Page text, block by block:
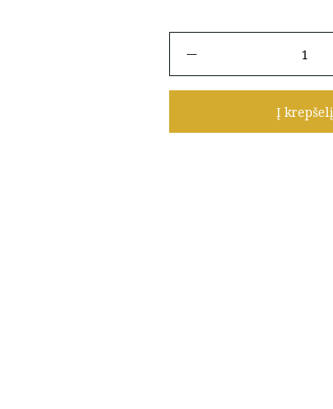
Vestuvinis
dydis
Į krepšelį